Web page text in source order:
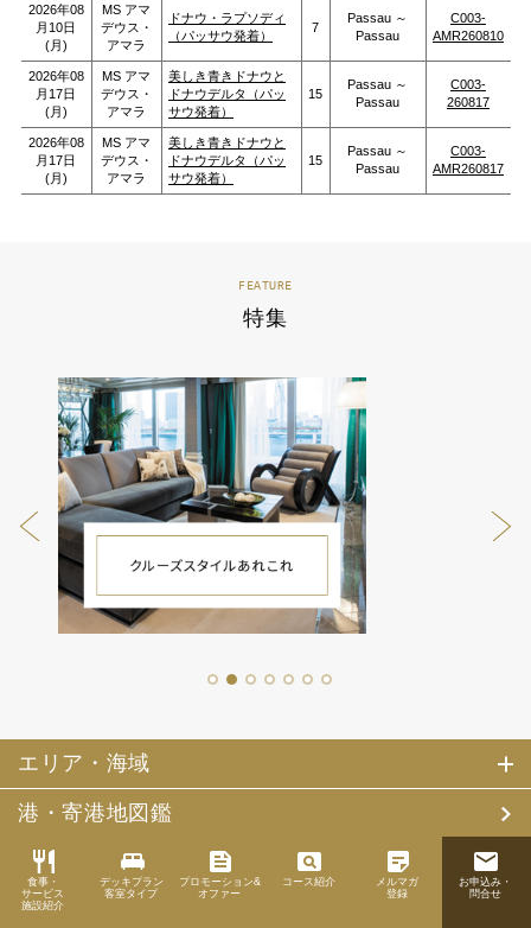
restaurant
食事・
サービス
施設紹介
king_bed
デッキプラン
客室タイプ
feed
プロモーション&
オファー
pageview
コース紹介
sticky_note_2
メルマガ
登録
email
お申込み・
問合せ
2026年08
月10日
(月)
MS アマ
デウス・
アマラ
ドナウ・ラプソディ
（パッサウ発着）
7
Passau ～
Passau
C003-
AMR260810
2026年08
月17日
(月)
MS アマ
デウス・
アマラ
美しき青きドナウと
ドナウデルタ（パッ
サウ発着）
15
Passau ～
Passau
C003-
260817
2026年08
月17日
(月)
MS アマ
デウス・
アマラ
美しき青きドナウと
ドナウデルタ（パッ
サウ発着）
15
Passau ～
Passau
C003-
AMR260817
FEATURE
特集
1 2 3 4 5 6 7
エリア・海域
港・寄港地図鑑
客船会社（外国船）
客船会社（日本船）